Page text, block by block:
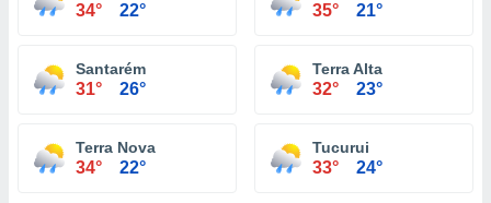
34° 22° 35° 21°
Santarém
31° 26°
Terra Alta
32° 23°
Terra Nova
34° 22°
Tucurui
33° 24°